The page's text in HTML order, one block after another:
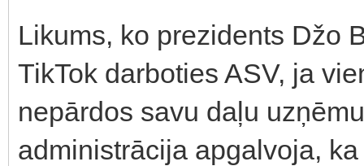
Likums, ko prezidents Džo
TikTok darboties ASV, ja
nepārdos savu daļu
administrācija apgalvoja,